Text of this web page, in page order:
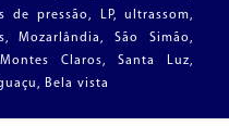
de pressão, LP, ultrassom,
Mozarlândia, São Simão,
Claros, Santa Luz,
Bela vista